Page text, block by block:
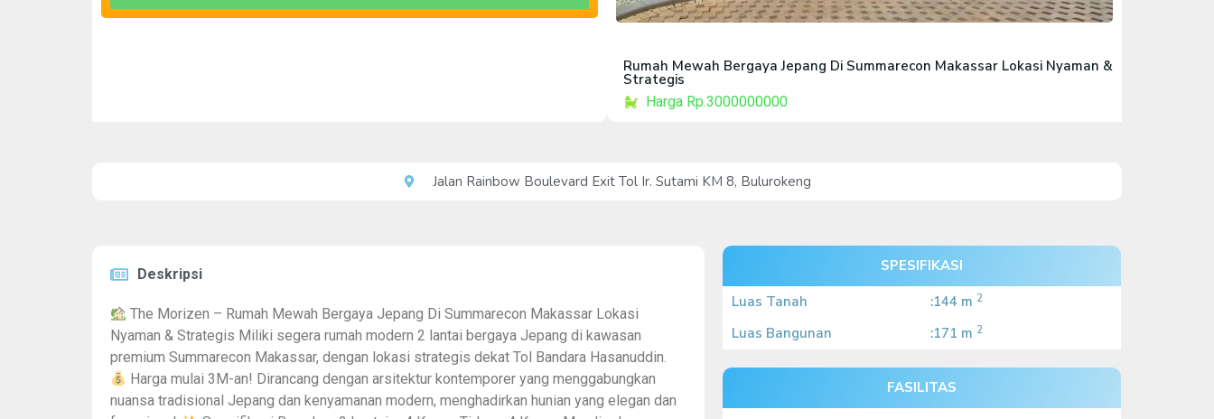
Rumah Mewah Bergaya Jepang Di Summarecon Makassar Lokasi Nyaman &
Strategis
Harga Rp.3000000000
Jalan Rainbow Boulevard Exit Tol Ir. Sutami KM 8, Bulurokeng
Deskripsi
The Morizen – Rumah Mewah Bergaya Jepang Di Summarecon Makassar Lokasi
Nyaman & Strategis Miliki segera rumah modern 2 lantai bergaya Jepang di kawasan
premium Summarecon Makassar, dengan lokasi strategis dekat Tol Bandara Hasanuddin.
Harga mulai 3M-an! Dirancang dengan arsitektur kontemporer yang menggabungkan
nuansa tradisional Jepang dan kenyamanan modern, menghadirkan hunian yang elegan dan
SPESIFIKASI
Luas Tanah
:144 m 2
Luas Bangunan :171 m 2
FASILITAS